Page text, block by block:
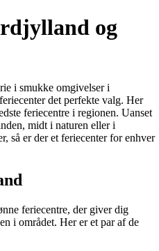
og
i smukke omgivelser i
det perfekte valg. Her
feriecentre i regionen. Uanset
midt i naturen eller i
så er der et feriecenter for enhver
feriecentre, der giver dig
i området. Her er et par af de